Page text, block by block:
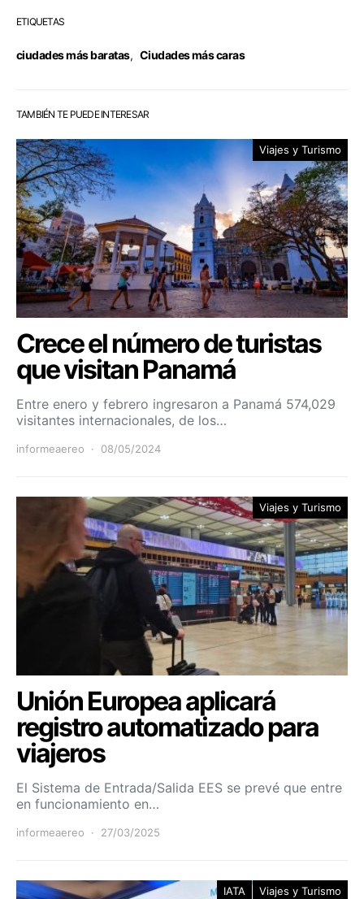
ETIQUETAS
ciudades más baratas, Ciudades más caras
TAMBIÉN TE PUEDE INTERESAR
Viajes y Turismo
Crece el número de turistas
que visitan Panamá
Entre enero y febrero ingresaron a Panamá 574,029
visitantes internacionales, de los…
informeaereo 08/05/2024
Viajes y Turismo
Unión Europea aplicará
registro automatizado para
viajeros
El Sistema de Entrada/Salida EES se prevé que entre
en funcionamiento en…
informeaereo 27/03/2025
IATA Viajes y Turismo